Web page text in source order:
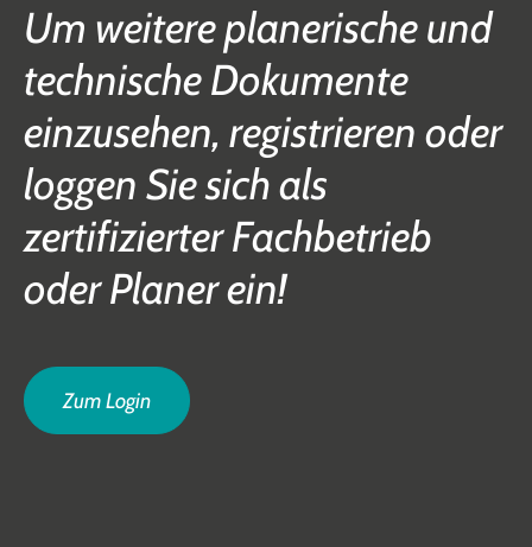
Um weitere planerische und
technische Dokumente
einzusehen, registrieren oder
loggen Sie sich als
zertifizierter Fachbetrieb
oder Planer ein!
Zum Login